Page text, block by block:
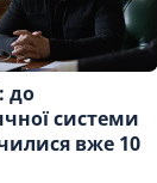
до
системи
вже 10